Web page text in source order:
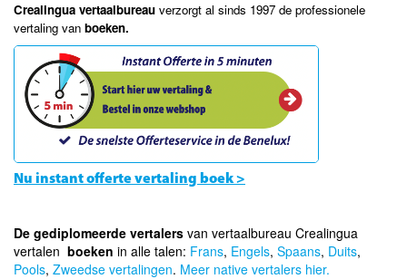
Crealingua vertaalbureau verzorgt al sinds 1997 de professionele
vertaling van boeken.
Nu instant offerte vertaling boek >
De gediplomeerde vertalers van vertaalbureau Crealingua
vertalen boeken in alle talen: Frans, Engels, Spaans, Duits,
Pools, Zweedse vertalingen. Meer native vertalers hier.